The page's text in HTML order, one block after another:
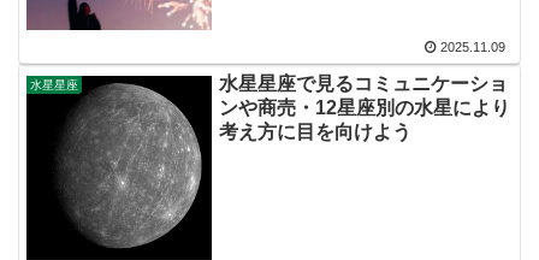
2025.11.09
水星星座
水星星座で見るコミュニケーショ
ンや商売・12星座別の水星により
考え方に目を向けよう